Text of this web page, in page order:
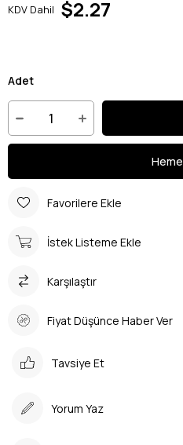
KDV Dahil $2.27
Adet
Favorilere Ekle
İstek Listeme Ekle
Karşılaştır
Fiyat Düşünce Haber Ver
Tavsiye Et
Yorum Yaz